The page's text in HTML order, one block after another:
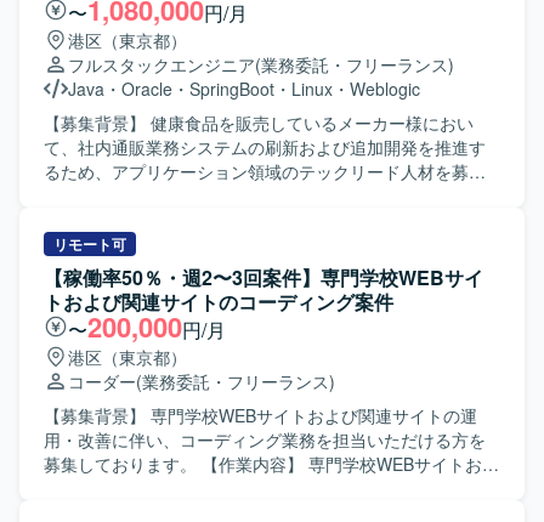
た法人向けプロダクトのWebを担い、事業成長に直結する
アウトプットを出していただけます。 文言修正だけでな
く、UX・導線設計など、サイト全体の品質向上に関わって
いただけます。 AIを積極活用した業務スタイルが根付いて
いる環境でご就業いただけます。 フルリモート・副業・短
時間稼働から参画可能で、ライフスタイルに合わせて働い
ていただけます。 【求める人物像】 Webサイトの裏側の仕
イトの構造や目的に合わせて自発的に動ける方を求めてい
ます。 単なる作業の代行者ではなく、サイトをより良くす
るための運用パートナーとして伴走できる方を求めていま
す。
〜1,080,000円/月
港区（東京都）
フルスタックエンジニア(業務委託・フリーランス)
Java ・ Oracle ・ SpringBoot ・ Linux ・ Weblogic
【募集背景】 健康食品を販売しているメーカー様におい
て、社内通販業務システムの刷新および追加開発を推進す
るため、アプリケーション領域のテックリード人材を募集
きます。Javaクラス設計や実装方式の検討・設計を行い、
実装およびレビューを実施していただきます。また、チー
ムリードとして技術的な支援や実装レビューを行い、レガ
シー技術スタックからモダン技術スタックへの段階的な移
行を伴う開発を推進していただきます。 【求める人物像】
テックリードやアプリケーションアーキテクト候補とし
て、チーム内で実装レビューや技術フォローが行える方を
求めております。技術課題解決や高難易度の技術タスクを
主体的に進めつつ、決断に至る経緯や結果をメンバーと共
有しながら、一緒に対応していける方を想定しておりま
リモート可
【稼働率50％・週2〜3回案件】専門学校WEBサイ
トおよび関連サイトのコーディング案件
〜200,000円/月
港区（東京都）
コーダー(業務委託・フリーランス)
【募集背景】 専門学校WEBサイトおよび関連サイトの運
用・改善に伴い、コーディング業務を担当いただける方を
募集しております。 【作業内容】 専門学校WEBサイトおよ